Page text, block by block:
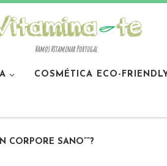
Vamos Vitaminar Portugal
COSMÉTICA ECO-
CORPORE SANO””?